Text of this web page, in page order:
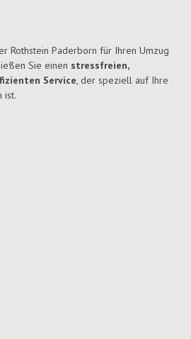
Rothstein Paderborn für Ihren Umzug
Sie einen stressfreien,
Service, der speziell auf Ihre
ist.